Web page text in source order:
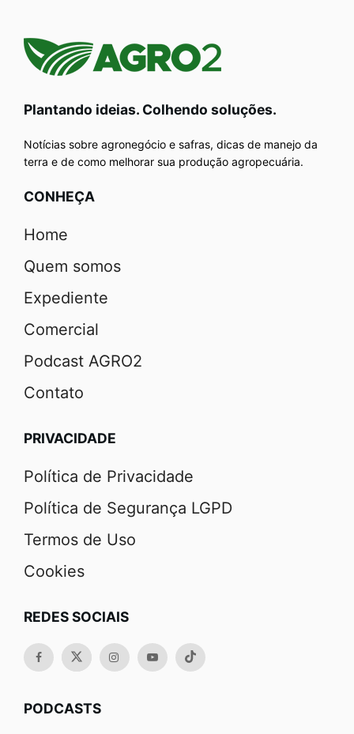
Plantando ideias. Colhendo soluções.
Notícias sobre agronegócio e safras, dicas de manejo da
terra e de como melhorar sua produção agropecuária.
CONHEÇA
Home
Quem somos
Expediente
Comercial
Podcast AGRO2
Contato
PRIVACIDADE
Política de Privacidade
Política de Segurança LGPD
Termos de Uso
Cookies
REDES SOCIAIS
PODCASTS